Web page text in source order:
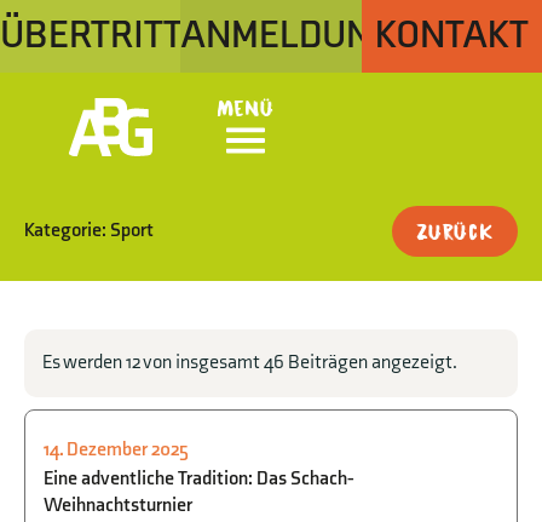
ÜBERTRITTANMELDUNGKONTAKT
Menü
Kategorie: Sport Zurück
Es werden 12 von insgesamt 46 Beiträgen angezeigt.
SCHULLEBEN
14. Dezember 2025
Eine adventliche Tradition: Das Schach-
Weihnachtsturnier